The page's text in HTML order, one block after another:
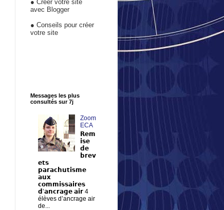
● Créer votre site
avec Blogger
● Conseils pour créer
votre site
Messages les plus
consultés sur 7j
Zoom
ECA
𝗥𝗲𝗺
𝗶𝘀𝗲
𝗱𝗲
𝗯𝗿𝗲𝘃
𝗲𝘁𝘀
𝗽𝗮𝗿𝗮𝗰𝗵𝘂𝘁𝗶𝘀𝗺𝗲
𝗮𝘂𝘅
𝗰𝗼𝗺𝗺𝗶𝘀𝘀𝗮𝗶𝗿𝗲𝘀
𝗱’𝗮𝗻𝗰𝗿𝗮𝗴𝗲 𝗮𝗶𝗿 4
élèves d’ancrage air
de...